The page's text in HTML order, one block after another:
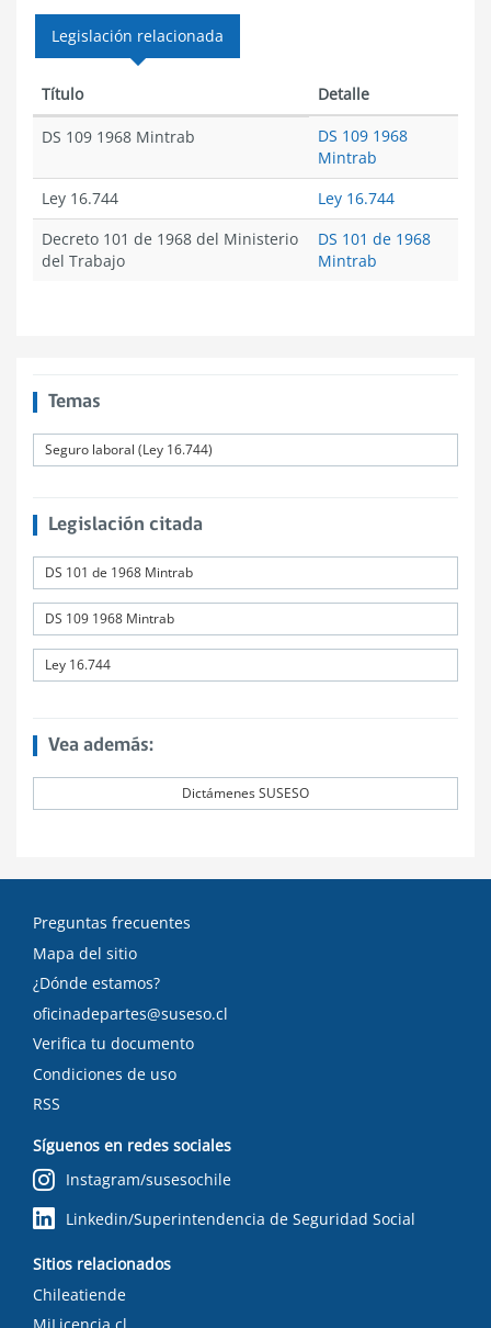
Legislación relacionada
Título Detalle
DS 109 1968 Mintrab
DS 109 1968
Mintrab
Ley 16.744
Ley 16.744
Decreto 101 de 1968 del Ministerio
del Trabajo
DS 101 de 1968
Mintrab
Temas
Seguro laboral (Ley 16.744)
Legislación citada
DS 101 de 1968 Mintrab
DS 109 1968 Mintrab
Ley 16.744
Vea además:
Dictámenes SUSESO
Preguntas frecuentes
Mapa del sitio
¿Dónde estamos?
oficinadepartes@suseso.cl
Verifica tu documento
Condiciones de uso
RSS
Síguenos en redes sociales
Instagram/susesochile
Linkedin/Superintendencia de Seguridad Social
Sitios relacionados
Chileatiende